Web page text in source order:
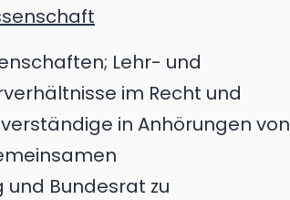
Lehr- und
im Recht und
in Anhörungen von
Bundesrat zu